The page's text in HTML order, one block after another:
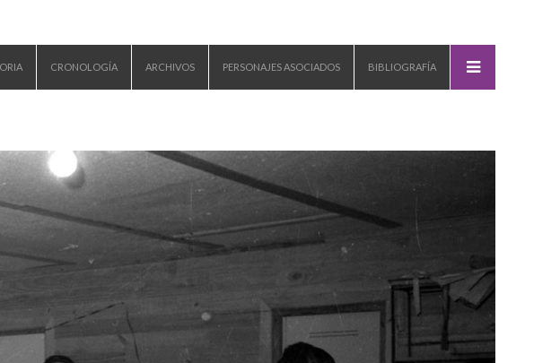
CRONOLOGÍA ARCHIVOS PERSONAJES ASOCIADOS BIBLIOGRAFÍA